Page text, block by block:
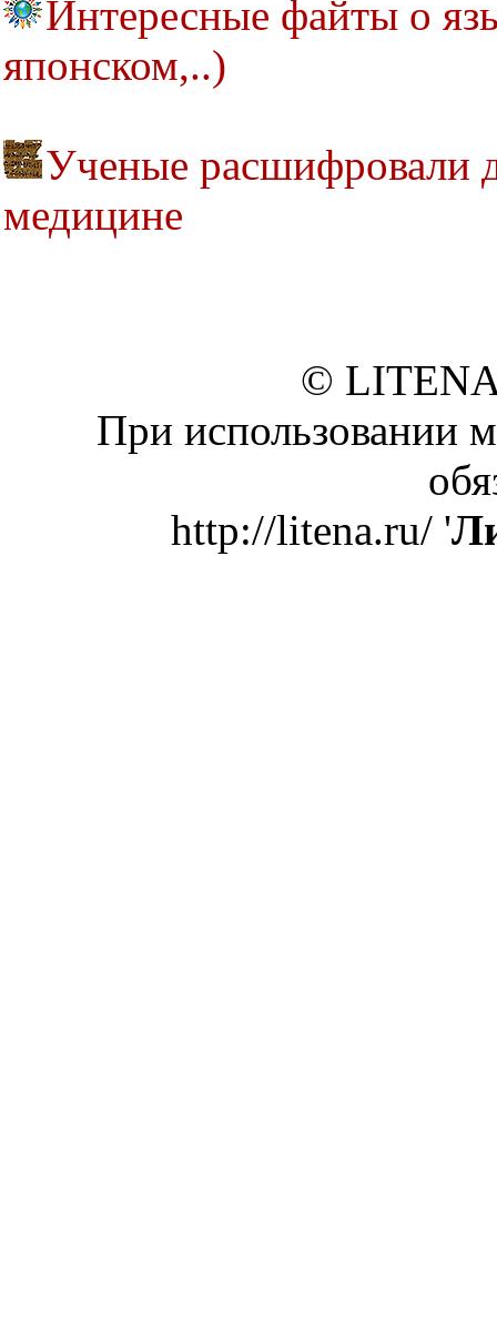
Интересные файты о
японском,..)
Ученые расшифровали
медицине
©
При использовании
http://litena.ru/ '